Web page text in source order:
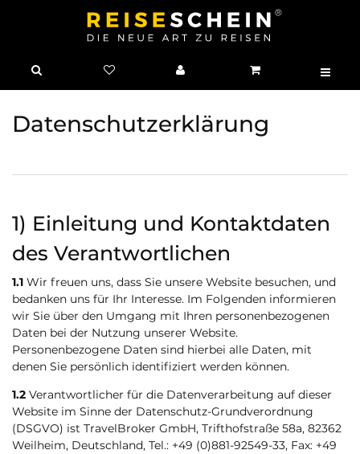
Daten­schutz­erklärung
1) Einleitung und Kontaktdaten
des Verantwortlichen
1.1 Wir freuen uns, dass Sie unsere Website besuchen, und
bedanken uns für Ihr Interesse. Im Folgenden informieren
wir Sie über den Umgang mit Ihren personenbezogenen
Daten bei der Nutzung unserer Website.
Personenbezogene Daten sind hierbei alle Daten, mit
denen Sie persönlich identifiziert werden können.
1.2 Verantwortlicher für die Datenverarbeitung auf dieser
Website im Sinne der Datenschutz-Grundverordnung
(DSGVO) ist TravelBroker GmbH, Trifthofstraße 58a, 82362
Weilheim, Deutschland, Tel.: +49 (0)881-92549-33, Fax: +49